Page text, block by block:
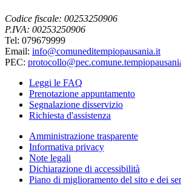
Codice fiscale: 00253250906
P.IVA: 00253250906
Tel: 079679999
Email: info@comuneditempiopausania.it
PEC:
Leggi le FAQ
Prenotazione appuntamento
Segnalazione disservizio
Richiesta d'assistenza
Amministrazione trasparente
Informativa privacy
Note legali
Dichiarazione di accessibilità
Piano di miglioramento del sito e dei